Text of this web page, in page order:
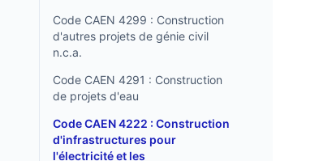
Code CAEN 4299 : Construction
d'autres projets de génie civil
n.c.a.
Code CAEN 4291 : Construction
de projets d'eau
Code CAEN 4222 : Construction
d'infrastructures pour
l'électricité et les